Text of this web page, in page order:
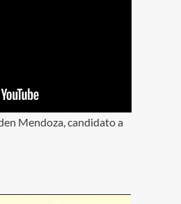
Mendoza, candidato a